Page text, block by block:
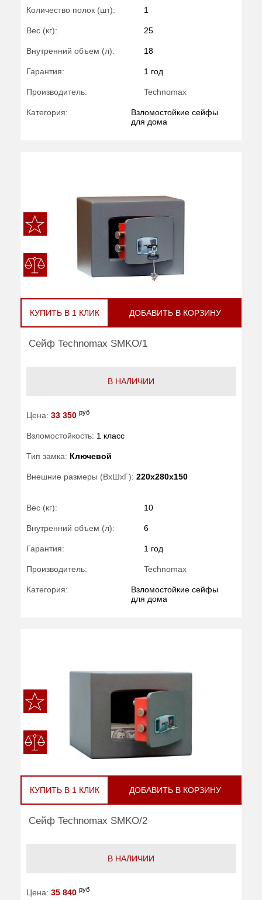
Количество полок (шт): 1
Вес (кг): 25
Внутренний объем (л): 18
Гарантия: 1 год
Производитель: Technomax
Категория:
Взломостойкие сейфы
для дома
КУПИТЬ В 1 КЛИК ДОБАВИТЬ В КОРЗИНУ
Сейф Technomax SMKO/1
В НАЛИЧИИ
Цена: 33 350 руб
Взломостойкость: 1 класс
Тип замка: Ключевой
Внешние размеры (ВхШхГ): 220x280x150
Вес (кг): 10
Внутренний объем (л): 6
Гарантия: 1 год
Производитель: Technomax
Категория:
Взломостойкие сейфы
для дома
КУПИТЬ В 1 КЛИК ДОБАВИТЬ В КОРЗИНУ
Сейф Technomax SMKO/2
В НАЛИЧИИ
Цена: 35 840 руб